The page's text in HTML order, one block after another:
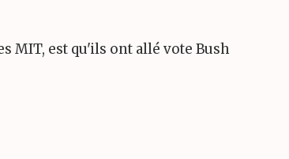
MIT, est qu'ils ont allé vote Bush